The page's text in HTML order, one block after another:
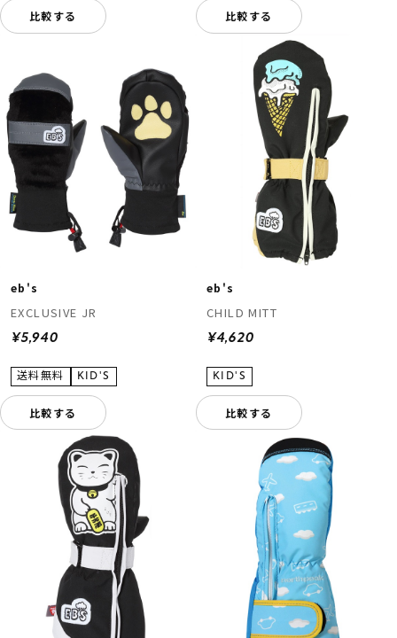
比較する 比較する
eb's
EXCLUSIVE JR
¥5,940
比較する
eb's
CHILD MITT
¥4,620
比較する